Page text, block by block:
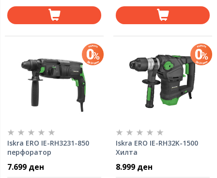
Iskra ERO IE-RH3231-850
перфоратор
7.699 ден
Iskra ERO IE-RH32K-1500
Хилта
8.999 ден